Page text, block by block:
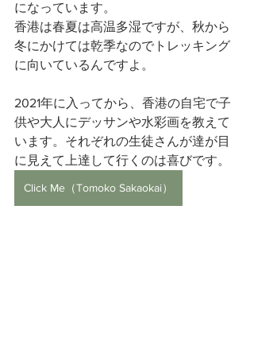
になっています。
香港は春夏は高温多湿ですが、秋から
冬にかけては乾季なのでトレッキング
に向いているんですよ。
2021年に入ってから、香港の自宅で子
供や大人にデッサンや水彩画を教えて
います。それぞれの生徒さんが達が目
に見えて上達して行くのは喜びです。
Click Me（Tomoko Sakaokai）